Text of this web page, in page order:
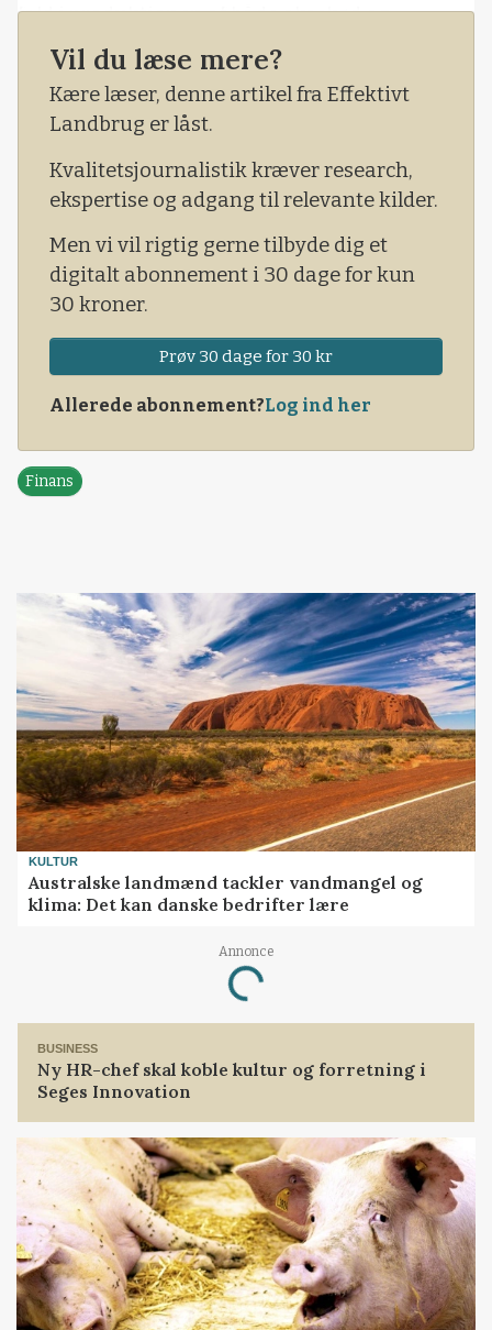
fald i produktionen af både oksekød og
fjerkrækød i 2022 og 2023.
For oksekød forventer EU Kommissionen et fald
i EU-produktionen på 0,6 procent i 2022 og en
forventer EU Kommissionen et fald i EU-
produktionen på 0,9 procent i 2022 og et fald på
0,4 procent i 2023.
Vil du læse mere?
Kære læser, denne artikel fra Effektivt
Landbrug er låst.
Kvalitetsjournalistik kræver research,
ekspertise og adgang til relevante kilder.
Men vi vil rigtig gerne tilbyde dig et
digitalt abonnement i 30 dage for kun
30 kroner.
Prøv 30 dage for 30 kr
Allerede abonnement?Log ind her
Finans
KULTUR
Australske landmænd tackler vandmangel og
klima: Det kan danske bedrifter lære
Annonce
Loading...
BUSINESS
Ny HR-chef skal koble kultur og forretning i
Seges Innovation